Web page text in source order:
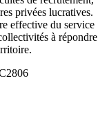
privées lucratives.
effective du service
à répondre